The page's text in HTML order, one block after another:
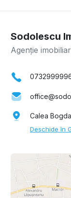
Sodolescu
Agenție
Calea
Deschide în